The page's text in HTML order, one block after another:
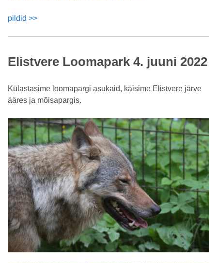
pildid >>
Elistvere Loomapark 4. juuni 2022
Külastasime loomapargi asukaid, käisime Elistvere järve
ääres ja mõisapargis.